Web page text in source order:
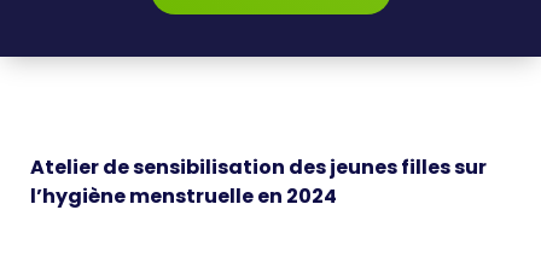
Atelier de sensibilisation des jeunes filles sur
l’hygiène menstruelle en 2024